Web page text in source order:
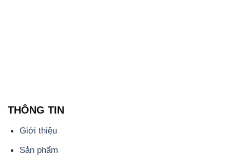
THÔNG TIN
Giới thiệu
Sản phẩm